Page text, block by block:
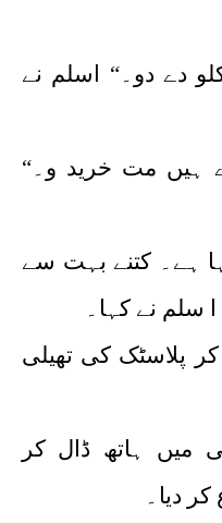
دے دو۔“ اسلم نے
ہیں مت خرید و۔“
ہے۔ کتنے بہت سے
سلم نے کہا۔
کر پلاسٹک کی تھیلی
میں ہاتھ ڈال کر
کر دیا۔